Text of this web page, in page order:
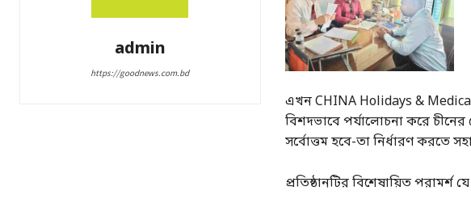
admin
https://goodnews.com.bd
এখন CHINA Holidays & Medical
বিশদভাবে পর্যালোচনা করে
সর্বোত্তম হবে-তা নির্ধারণ করতে
প্রতিষ্ঠানটির বিশেষায়িত পরামর্শ